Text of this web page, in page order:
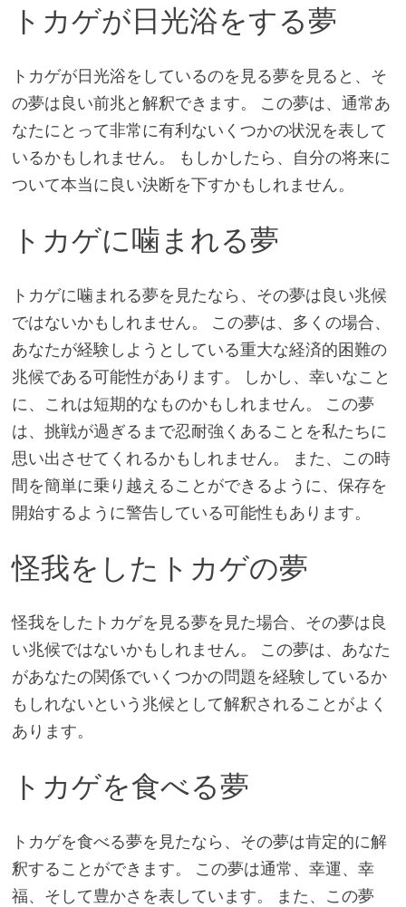
トカゲが日光浴をする夢
トカゲが日光浴をしているのを見る夢を見ると、そ
の夢は良い前兆と解釈できます。 この夢は、通常あ
なたにとって非常に有利ないくつかの状況を表して
いるかもしれません。 もしかしたら、自分の将来に
ついて本当に良い決断を下すかもしれません。
トカゲに噛まれる夢
トカゲに噛まれる夢を見たなら、その夢は良い兆候
ではないかもしれません。 この夢は、多くの場合、
あなたが経験しようとしている重大な経済的困難の
兆候である可能性があります。 しかし、幸いなこと
に、これは短期的なものかもしれません。 この夢
は、挑戦が過ぎるまで忍耐強くあることを私たちに
思い出させてくれるかもしれません。 また、この時
間を簡単に乗り越えることができるように、保存を
開始するように警告している可能性もあります。
怪我をしたトカゲの夢
怪我をしたトカゲを見る夢を見た場合、その夢は良
い兆候ではないかもしれません。 この夢は、あなた
があなたの関係でいくつかの問題を経験しているか
もしれないという兆候として解釈されることがよく
あります。
トカゲを食べる夢
トカゲを食べる夢を見たなら、その夢は肯定的に解
釈することができます。 この夢は通常、幸運、幸
福、そして豊かさを表しています。 また、この夢